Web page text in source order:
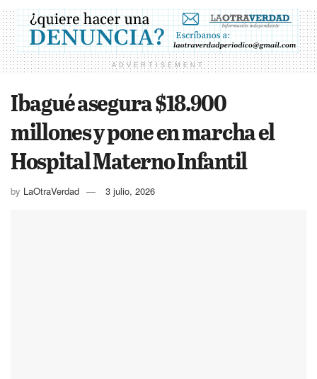
ADVERTISEMENT
Ibagué asegura $18.900
millones y pone en marcha el
Hospital Materno Infantil
by LaOtraVerdad 3 julio, 2026